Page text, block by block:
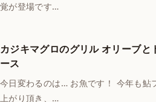
覚が登場です…
カジキマグロのグリル オリーブと
ース
今日変わるのは… お魚です！ 今年も鮎
上がり頂き、…